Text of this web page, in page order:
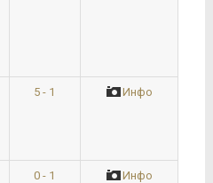
5 - 1 Инфо
0 - 1 Инфо